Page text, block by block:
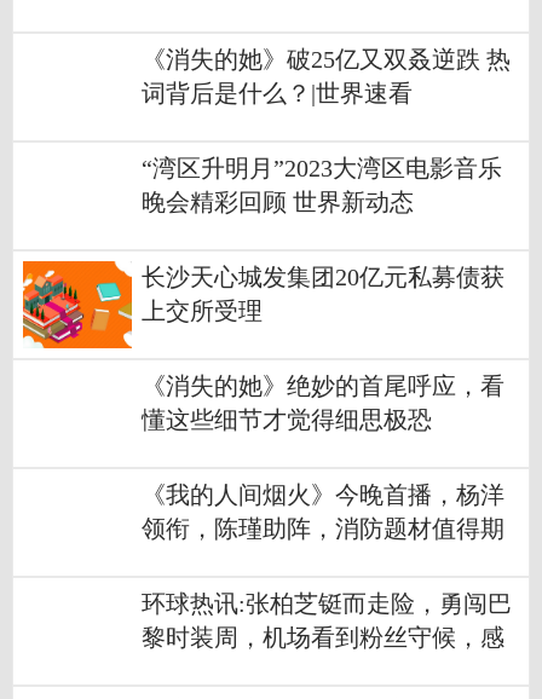
《消失的她》破25亿又双叒逆跌 热
词背后是什么？|世界速看
“湾区升明月”2023大湾区电影音乐
晚会精彩回顾 世界新动态
长沙天心城发集团20亿元私募债获
上交所受理
《消失的她》绝妙的首尾呼应，看
懂这些细节才觉得细思极恐
《我的人间烟火》今晚首播，杨洋
领衔，陈瑾助阵，消防题材值得期
环球热讯:张柏芝铤而走险，勇闯巴
黎时装周，机场看到粉丝守候，感